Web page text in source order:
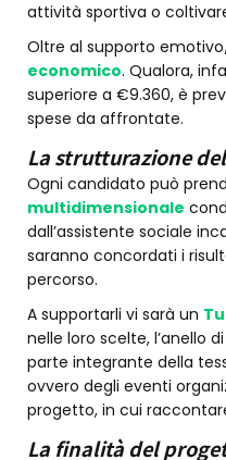
attività sportiva o
Oltre al supporto
economico. Qualora,
superiore a €9.360, è
spese da affrontate.
La strutturazione
Ogni candidato può
multidimensionale
dall’assistente sociale
saranno concordati i
percorso.
A supportarli vi sarà un
nelle loro scelte, l’anello
parte integrante della
ovvero degli eventi
progetto, in cui
La finalità del